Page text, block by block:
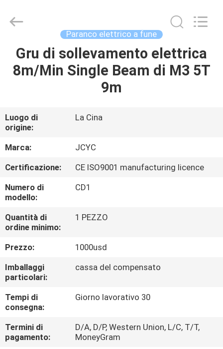
CASA
CIRCA
NOI
GIRO
DELLA
FABBRICA
CONTROLLO
DI
QUALITÀ
CONTATTICI
RICHIEDA
Crane
Machinery
Reserved.
Paranco elettrico a fune
Gru di sollevamento elettrica
8m/Min Single Beam di M3 5T
9m
Luogo di
origine:
La Cina
Marca:
JCYC
Certificazione:
CE ISO9001 manufacturing licence
Numero di
modello:
CD1
Quantità di
ordine minimo:
1 PEZZO
Prezzo:
1000usd
Imballaggi
particolari:
cassa del compensato
Tempi di
consegna:
Giorno lavorativo 30
Termini di
pagamento:
D/A, D/P, Western Union, L/C, T/T,
MoneyGram